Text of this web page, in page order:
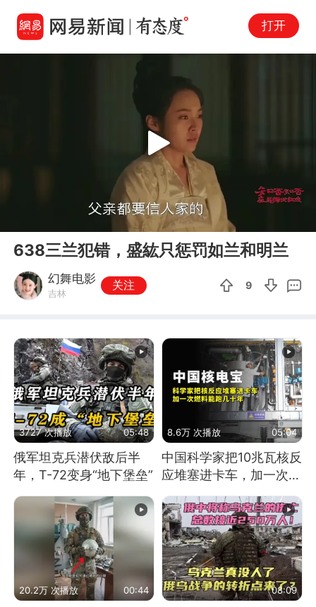
打开
Play
638三兰犯错，盛紘只惩罚如兰和明兰
幻舞电影
吉林
关注 9
3727 次播放 05:48
俄军坦克兵潜伏敌后半
年，T-72变身“地下堡垒”
8.6万 次播放 05:04
中国科学家把10兆瓦核反
应堆塞进卡车，加一次燃
料能跑几十年
20.2万 次播放 00:44 08:09